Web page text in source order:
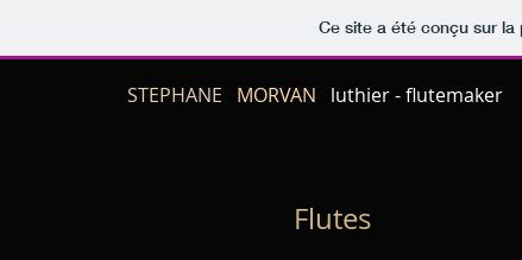
Ce site a été conçu sur
STEPHANE MORVAN luthier - flutemaker
Flutes